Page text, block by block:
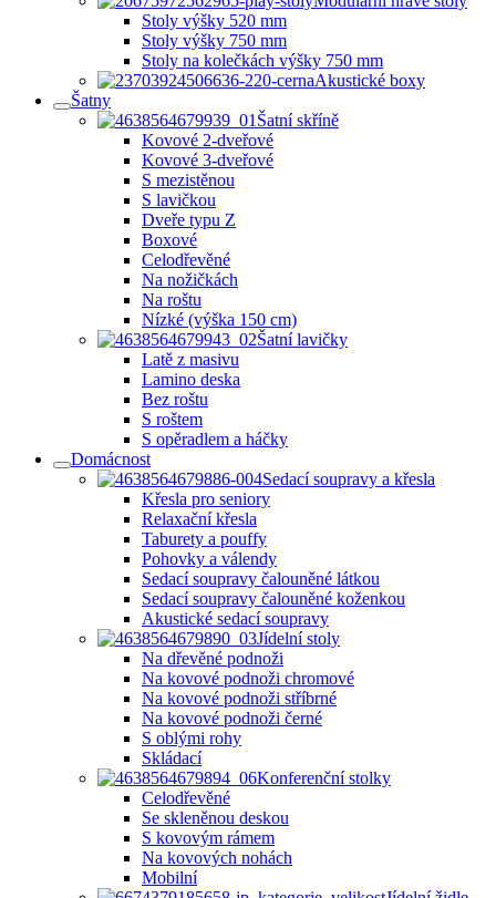
Stoly výšky 520 mm
Stoly výšky 750 mm
Stoly na kolečkách výšky 750 mm
Akustické boxy
Šatny
Šatní skříně
Kovové 2-dveřové
Kovové 3-dveřové
S mezistěnou
S lavičkou
Dveře typu Z
Boxové
Celodřevěné
Na nožičkách
Na roštu
Nízké (výška 150 cm)
Šatní lavičky
Latě z masivu
Lamino deska
Bez roštu
S roštem
S opěradlem a háčky
Domácnost
Sedací soupravy a křesla
Křesla pro seniory
Relaxační křesla
Taburety a pouffy
Pohovky a válendy
Sedací soupravy čalouněné látkou
Sedací soupravy čalouněné koženkou
Akustické sedací soupravy
Jídelní stoly
Na dřevěné podnoži
Na kovové podnoži chromové
Na kovové podnoži stříbrné
Na kovové podnoži černé
S oblými rohy
Skládací
Konferenční stolky
Celodřevěné
Se skleněnou deskou
S kovovým rámem
Na kovových nohách
Mobilní